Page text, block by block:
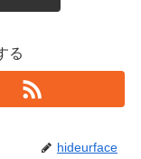
る
hideurface